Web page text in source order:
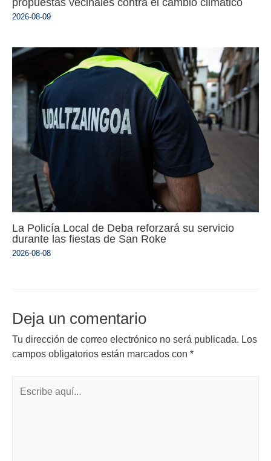
2026-08-09
La Policía Local de Deba reforzará su servicio
durante las fiestas de San Roke
2026-08-08
Deja un comentario
Tu dirección de correo electrónico no será publicada. Los
campos obligatorios están marcados con *